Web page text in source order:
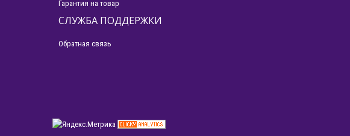
Гарантия на товар
СЛУЖБА ПОДДЕРЖКИ
Обратная связь